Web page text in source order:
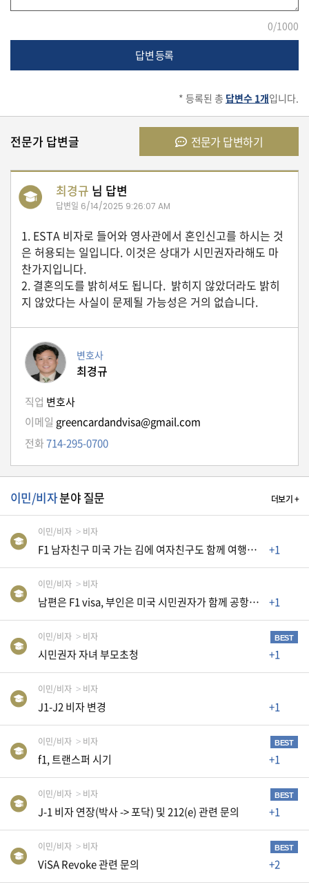
건
일
상
택
미
국
생
활
TIP
질
기
공
지
항
A
S
국
이
0/1000
답변 등록
* 등록된 총 답변수 1개입니다.
전문가 답변글 전문가 답변하기
최경규 님 답변
답변일 6/14/2025 9:26:07 AM
1. ESTA 비자로 들어와 영사관에서 혼인신고를 하시는 것
은 허용되는 일입니다. 이것은 상대가 시민권자라해도 마
찬가지입니다.
2. 결혼의도를 밝히셔도 됩니다. 밝히지 않았더라도 밝히
지 않았다는 사실이 문제될 가능성은 거의 없습니다.
변호사
최경규
직업 변호사
이메일 greencardandvisa@gmail.com
전화714-295-0700
이민/비자분야 질문 더보기 +
이민/비자 비자
F1 남자친구 미국 가는 김에 여자친구도 함께 여행하러 가도 되나요? +1
이민/비자 비자
남편은 F1 visa, 부인은 미국 시민권자가 함께 공항에 들어올 때 +1
이민/비자 비자 BEST
시민권자 자녀 부모초청 +1
이민/비자 비자
J1-J2 비자 변경 +1
이민/비자 비자 BEST
f1, 트랜스퍼 시기 +1
이민/비자 비자 BEST
J-1 비자 연장(박사 -> 포닥) 및 212(e) 관련 문의 +1
이민/비자 비자 BEST
ViSA Revoke 관련 문의 +2